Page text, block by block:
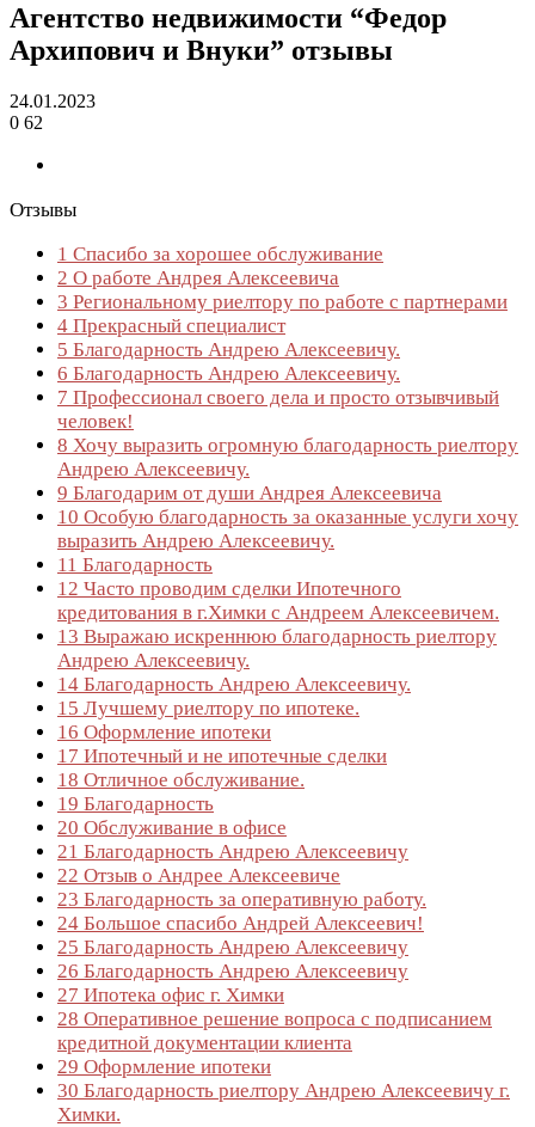
Агентство недвижимости “Федор
Архипович и Внуки” отзывы
24.01.2023
0 62
Отзывы
1 Спасибо за хорошее обслуживание
2 О работе Андрея Алексеевича
3 Региональному риелтору по работе с партнерами
4 Прекрасный специалист
5 Благодарность Андрею Алексеевичу.
6 Благодарность Андрею Алексеевичу.
7 Профессионал своего дела и просто отзывчивый
человек!
8 Хочу выразить огромную благодарность риелтору
Андрею Алексеевичу.
9 Благодарим от души Андрея Алексеевича
10 Особую благодарность за оказанные услуги хочу
выразить Андрею Алексеевичу.
11 Благодарность
12 Часто проводим сделки Ипотечного
кредитования в г.Химки с Андреем Алексеевичем.
13 Выражаю искреннюю благодарность риелтору
Андрею Алексеевичу.
14 Благодарность Андрею Алексеевичу.
15 Лучшему риелтору по ипотеке.
16 Оформление ипотеки
17 Ипотечный и не ипотечные сделки
18 Отличное обслуживание.
19 Благодарность
20 Обслуживание в офисе
21 Благодарность Андрею Алексеевичу
22 Отзыв о Андрее Алексеевиче
23 Благодарность за оперативную работу.
24 Большое спасибо Андрей Алексеевич!
25 Благодарность Андрею Алексеевичу
26 Благодарность Андрею Алексеевичу
27 Ипотека офис г. Химки
28 Оперативное решение вопроса с подписанием
кредитной документации клиента
29 Оформление ипотеки
30 Благодарность риелтору Андрею Алексеевичу г.
Химки.